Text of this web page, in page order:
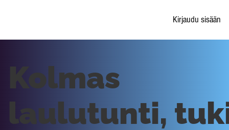
Kirjaudu sisään
Kolmas
laulutunti,